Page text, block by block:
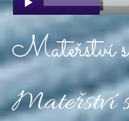
Mateřství s
Mateřství